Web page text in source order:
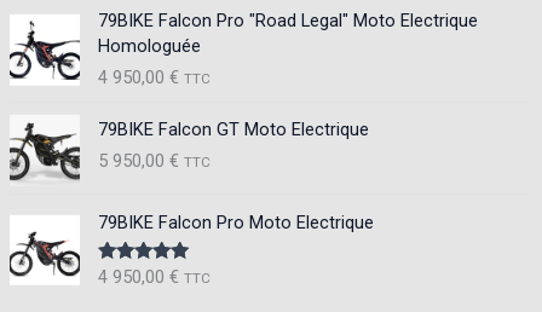
79BIKE Falcon Pro "Road Legal" Moto Electrique
Homologuée
4 950,00 € TTC
79BIKE Falcon GT Moto Electrique
5 950,00 € TTC
79BIKE Falcon Pro Moto Electrique
Note5.00
4 950,00 € TTC